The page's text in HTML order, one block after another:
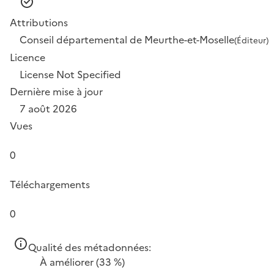
Attributions
Conseil départemental de Meurthe-et-Moselle(Éditeur)
Licence
License Not Specified
Dernière mise à jour
7 août 2026
Vues
0
Téléchargements
0
Qualité des métadonnées:
À améliorer(33 %)